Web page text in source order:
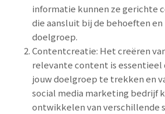
informatie kunnen ze gerichte
die aansluit bij de behoeften en
doelgroep.
Contentcreatie: Het creëren
relevante content is essentieel
jouw doelgroep te trekken en
social media marketing bedrijf
ontwikkelen van verschillende